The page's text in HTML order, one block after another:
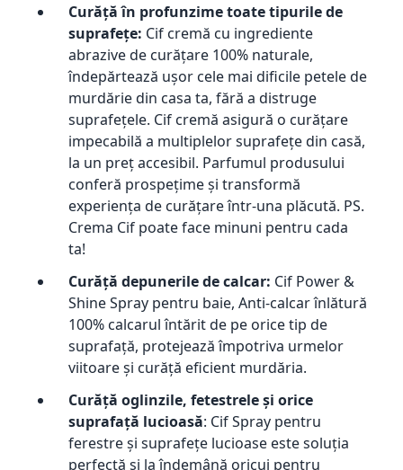
Curăță în profunzime toate tipurile de
suprafețe: Cif cremă cu ingrediente
abrazive de curățare 100% naturale,
îndepărtează ușor cele mai dificile petele de
murdărie din casa ta, fără a distruge
suprafețele. Cif cremă asigură o curățare
impecabilă a multiplelor suprafețe din casă,
la un preț accesibil. Parfumul produsului
conferă prospețime și transformă
experiența de curățare într-una plăcută. PS.
Crema Cif poate face minuni pentru cada
ta!
Curăță depunerile de calcar: Cif Power &
Shine Spray pentru baie, Anti-calcar înlătură
100% calcarul întărit de pe orice tip de
suprafață, protejează împotriva urmelor
viitoare și curăță eficient murdăria.
Curăță oglinzile, fetestrele și orice
suprafață lucioasă: Cif Spray pentru
ferestre și suprafețe lucioase este soluția
perfectă și la îndemână oricui pentru